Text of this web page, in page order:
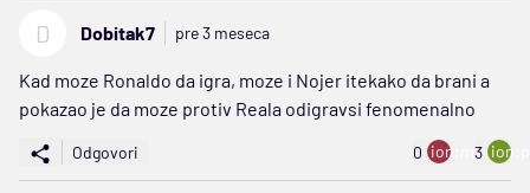
D Dobitak7 pre 3 meseca
Kad moze Ronaldo da igra, moze i Nojer itekako da brani a
pokazao je da moze protiv Reala odigravsi fenomenalno
Odgovori 0 ion:minus
3